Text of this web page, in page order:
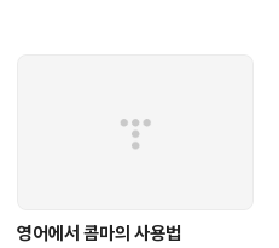
영어에서 콤마의 사용법